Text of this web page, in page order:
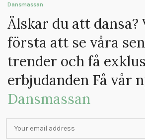
Dansmassan
Älskar du att dansa?
första att se våra
trender och få
erbjudanden Få vår
Dansmassan